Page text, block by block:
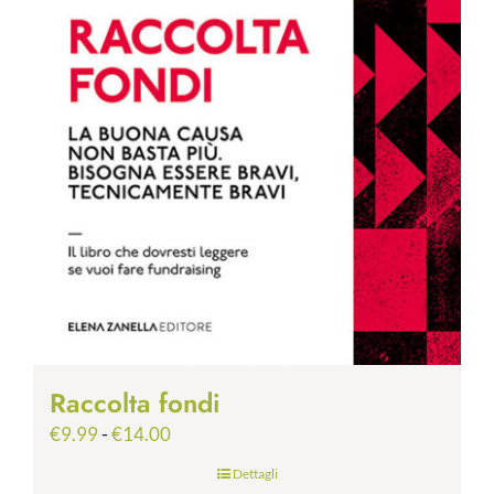
Raccolta fondi
€9.99-€14.00Fascia
prezzo:
Dettagli